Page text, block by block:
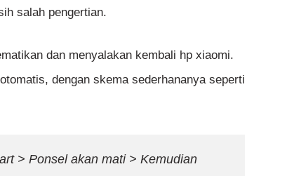
salah pengertian.
dan menyalakan kembali hp xiaomi.
dengan skema sederhananya seperti
> Ponsel akan mati > Kemudian